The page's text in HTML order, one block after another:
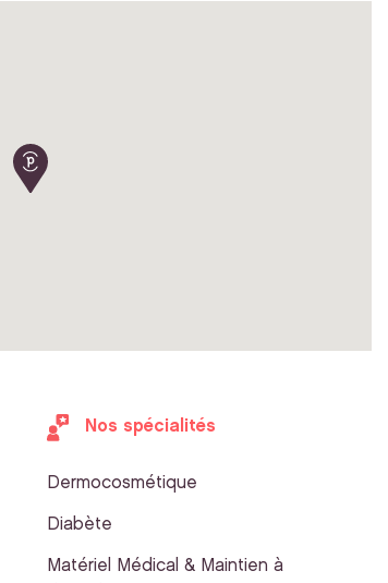
Nos spécialités
Dermocosmétique
Diabète
Matériel Médical & Maintien à